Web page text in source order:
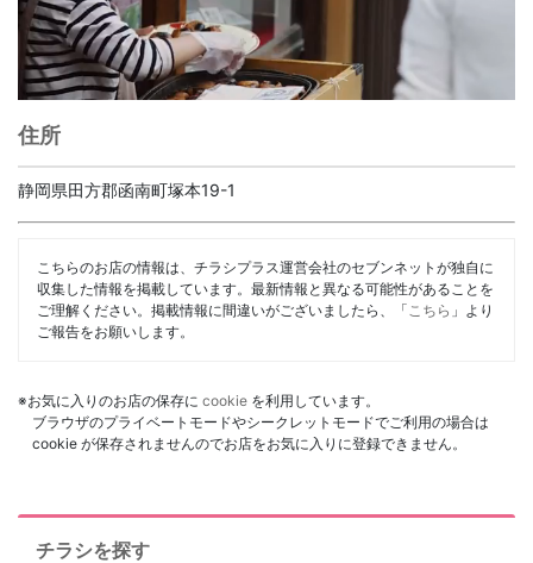
住所
静岡県田方郡函南町塚本19-1
こちらのお店の情報は、チラシプラス運営会社のセブンネットが独自に
収集した情報を掲載しています。最新情報と異なる可能性があることを
ご理解ください。掲載情報に間違いがございましたら、「 こちら 」より
ご報告をお願いします。
※お気に入りのお店の保存に cookie を利用しています。
ブラウザのプライベートモードやシークレットモードでご利用の場合は
cookie が保存されませんのでお店をお気に入りに登録できません。
チラシを探す